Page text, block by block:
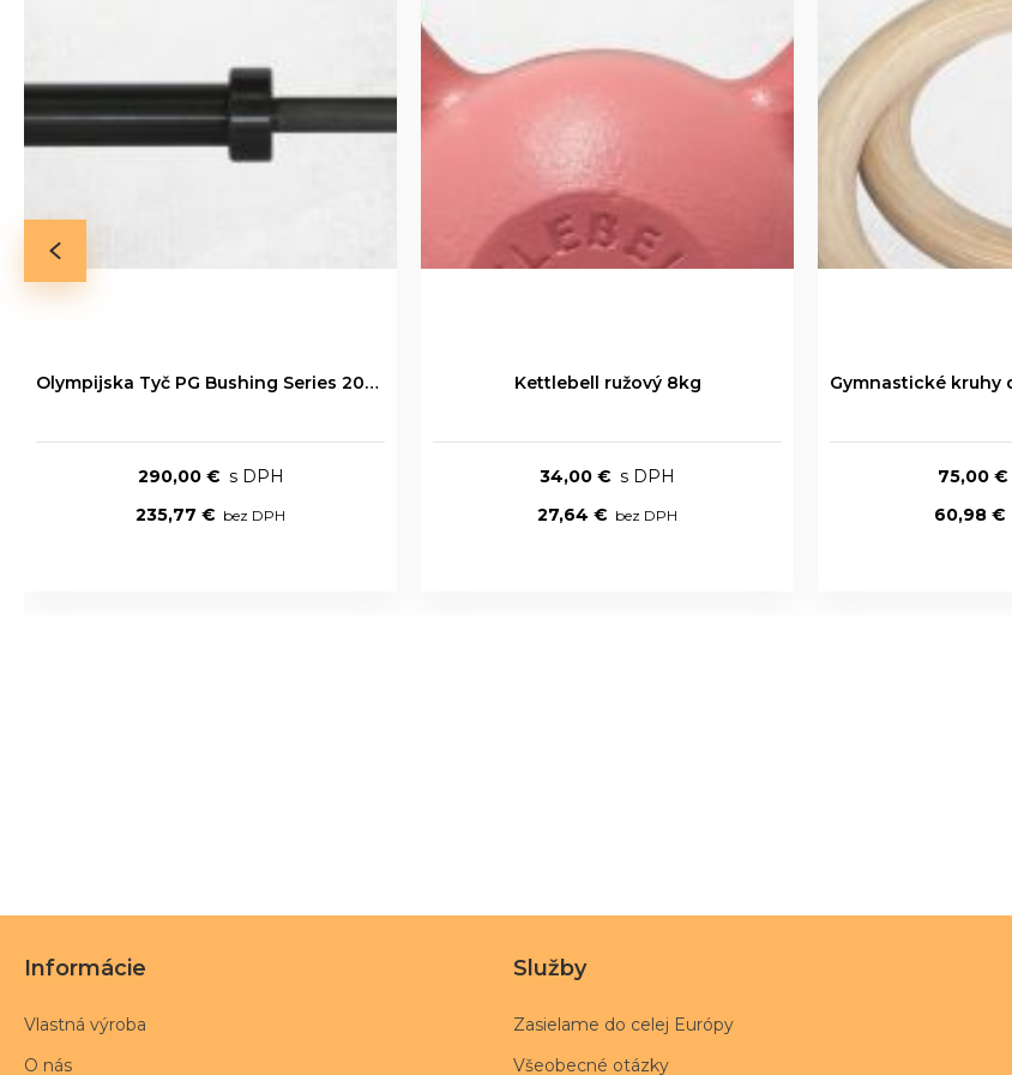
Olympijska Tyč PG Bushing Series 20kg
290,00 €
235,77 €
Kettlebell ružový 8kg
34,00 €
27,64 €
75,00 €
60,98 €
Informácie
Vlastná výroba
O nás
Služby
Zasielame do celej Európy
Všeobecné otázky